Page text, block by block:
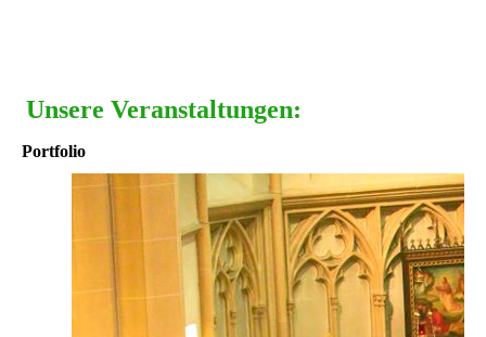
Unsere Veranstaltungen:
Portfolio